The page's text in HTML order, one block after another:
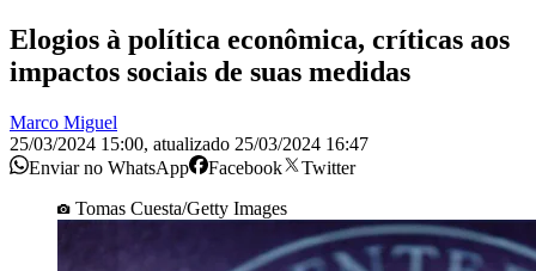
Elogios à política econômica, críticas aos
impactos sociais de suas medidas
Marco Miguel
25/03/2024 15:00, atualizado 25/03/2024 16:47
Enviar no WhatsApp
Facebook
Twitter
Tomas Cuesta/Getty Images